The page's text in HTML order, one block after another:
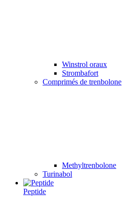
Winstrol oraux
Strombafort
Comprimés de trenbolone
Methyltrenbolone
Turinabol
Peptide